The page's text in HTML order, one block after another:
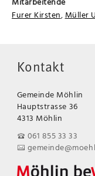
Furer Kirsten, Müller
Kontakt
Gemeinde Möhlin
Hauptstrasse 36
4313 Möhlin
061 855 33 33